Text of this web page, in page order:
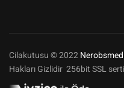
Cilakutusu © 2022
Hakları Gizlidir 256bit SSL